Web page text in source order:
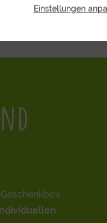
Einstellungen